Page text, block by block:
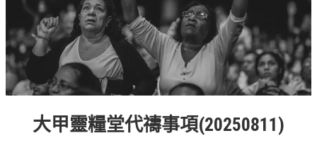
年度目標
牧師的話
聚會時間
奉獻資訊
大甲靈糧堂代禱事項(20250811)